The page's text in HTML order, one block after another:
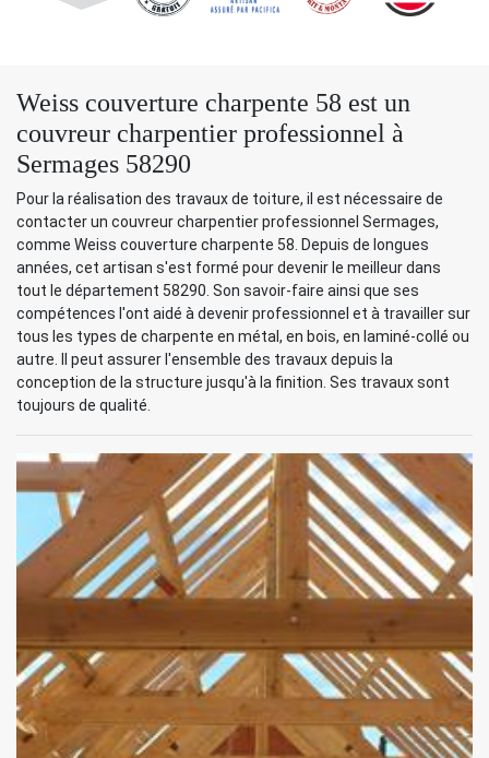
Weiss couverture charpente 58 est un
couvreur charpentier professionnel à
Sermages 58290
Pour la réalisation des travaux de toiture, il est nécessaire de
contacter un couvreur charpentier professionnel Sermages,
comme Weiss couverture charpente 58. Depuis de longues
années, cet artisan s'est formé pour devenir le meilleur dans
tout le département 58290. Son savoir-faire ainsi que ses
compétences l'ont aidé à devenir professionnel et à travailler sur
tous les types de charpente en métal, en bois, en laminé-collé ou
autre. Il peut assurer l'ensemble des travaux depuis la
conception de la structure jusqu'à la finition. Ses travaux sont
toujours de qualité.